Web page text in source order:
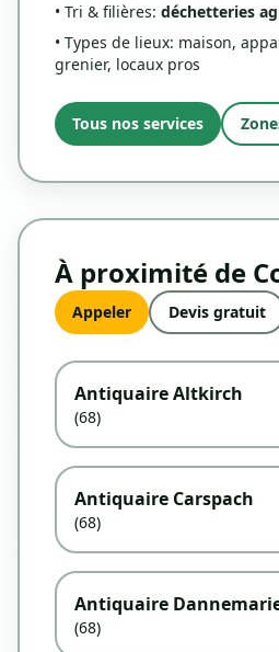
• Tri & filières: déchetteries
• Types de lieux: maison,
grenier, locaux pros
Tous nos services
À proximité de
Appeler Devis gratuit
Antiquaire Altkirch
(68)
Antiquaire Carspach
(68)
Antiquaire
(68)